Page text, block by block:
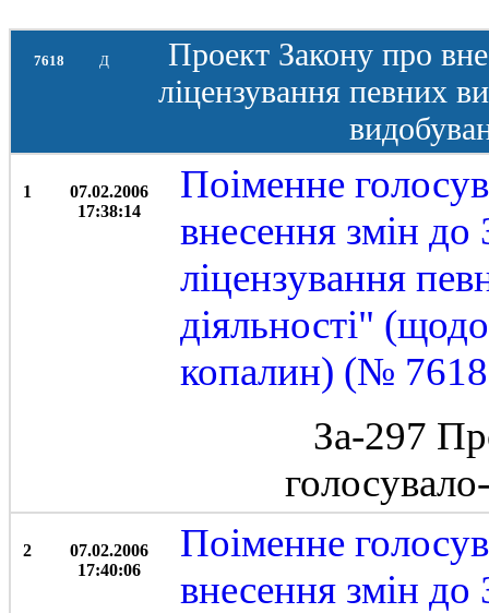
7618 Д
Проект Закону про
ліцензування певних
1
07.02.2006
17:38:14
Поіменне
внесення змін
ліцензування
діяльності"
копалин) (№
За-297
2
07.02.2006
17:40:06
Поіменне
внесення змін